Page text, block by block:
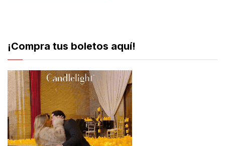
¡Compra tus boletos aquí!